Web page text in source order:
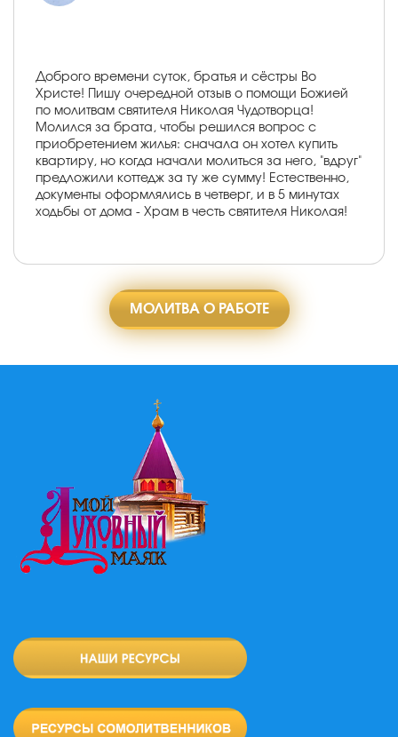
Доброго времени суток, братья и сёстры Во
Христе! Пишу очередной отзыв о помощи Божией
по молитвам святителя Николая Чудотворца!
Молился за брата, чтобы решился вопрос с
приобретением жилья: сначала он хотел купить
квартиру, но когда начали молиться за него, "вдруг"
предложили коттедж за ту же сумму! Естественно,
документы оформлялись в четверг, и в 5 минутах
ходьбы от дома - Храм в честь святителя Николая!
МОЛИТВА О РАБОТЕ